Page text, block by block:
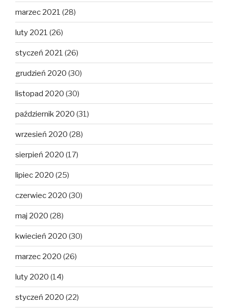
marzec 2021 (28)
luty 2021 (26)
styczeń 2021 (26)
grudzień 2020 (30)
listopad 2020 (30)
październik 2020 (31)
wrzesień 2020 (28)
sierpień 2020 (17)
lipiec 2020 (25)
czerwiec 2020 (30)
maj 2020 (28)
kwiecień 2020 (30)
marzec 2020 (26)
luty 2020 (14)
styczeń 2020 (22)